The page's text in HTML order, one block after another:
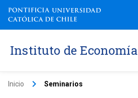
Instituto de Economía
Inicio keyboard_arrow_right Seminarios